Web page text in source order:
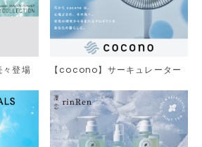
々登場 【cocono】サーキュレーター